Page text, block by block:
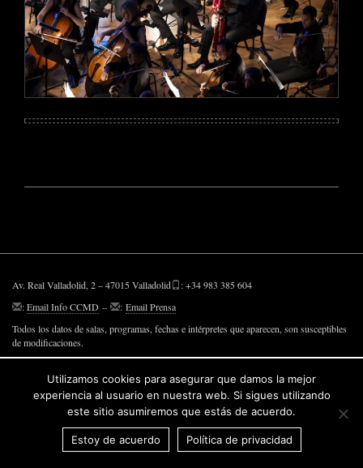
Av. Real Valladolid, 2 – 47015 Valladolid
: +34 983 385 604
:Email Info CCMD – : Email Prensa
Todos los datos de salas, programas, fechas e intérpretes que aparecen, son susceptibles
de modificaciones.
Ir a entradas y abonos
Utilizamos cookies para asegurar que damos la mejor
experiencia al usuario en nuestra web. Si sigues utilizando
este sitio asumiremos que estás de acuerdo.
Estoy de acuerdo Política de privacidad